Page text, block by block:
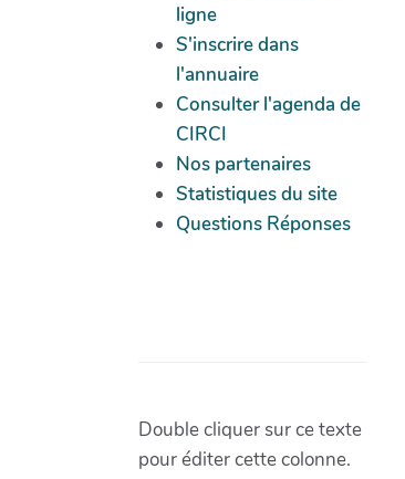
ligne
S'inscrire dans
l'annuaire
Consulter l'agenda de
CIRCI
Nos partenaires
Statistiques du site
Questions Réponses
Double cliquer sur ce texte
pour éditer cette colonne.